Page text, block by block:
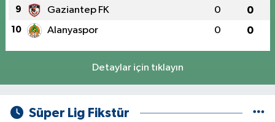
9 Gaziantep FK 0 0
10 Alanyaspor 0 0
Detaylar için tıklayın
Süper Lig Fikstür